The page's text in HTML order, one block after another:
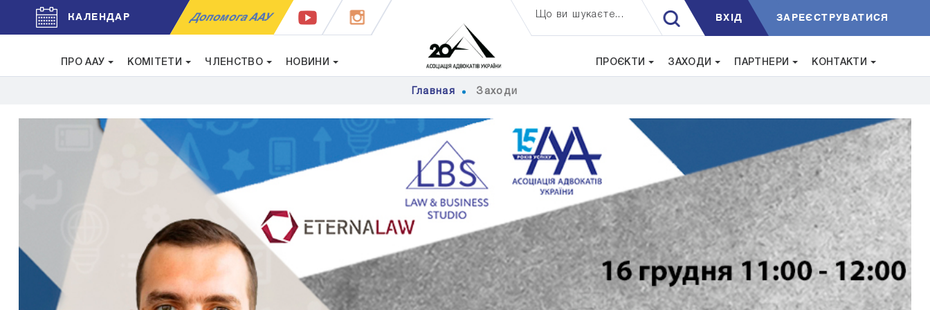
КАЛЕНДАР Допомога ААУ Що ви шукаєте... ВXIД ЗАРЕЄСТРУВАТИСЯ
ПРО ААУ КОМІТЕТИ ЧЛЕНСТВО НОВИНИ ПРОЄКТИ ЗАХОДИ ПАРТНЕРИ КОНТАКТИ
Главная Заходи